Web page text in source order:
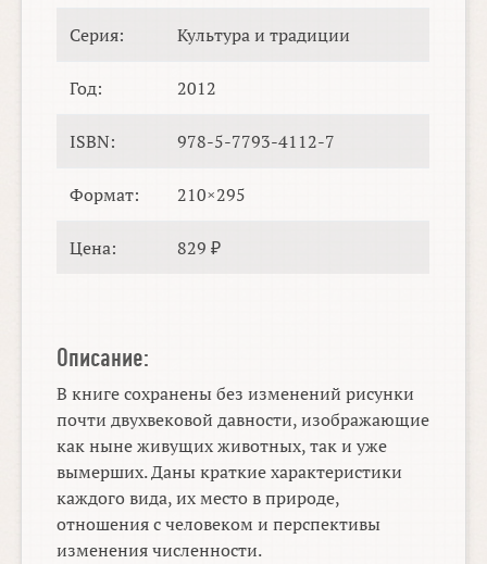
Серия: Культура и традиции
Год: 2012
ISBN: 978-5-7793-4112-7
Формат: 210×295
Цена: 829 ₽
Описание:
В книге сохранены без изменений рисунки
почти двухвековой давности, изображающие
как ныне живущих животных, так и уже
вымерших. Даны краткие характеристики
каждого вида, их место в природе,
отношения с человеком и перспективы
изменения численности.